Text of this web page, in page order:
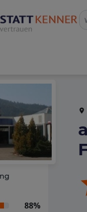
88%